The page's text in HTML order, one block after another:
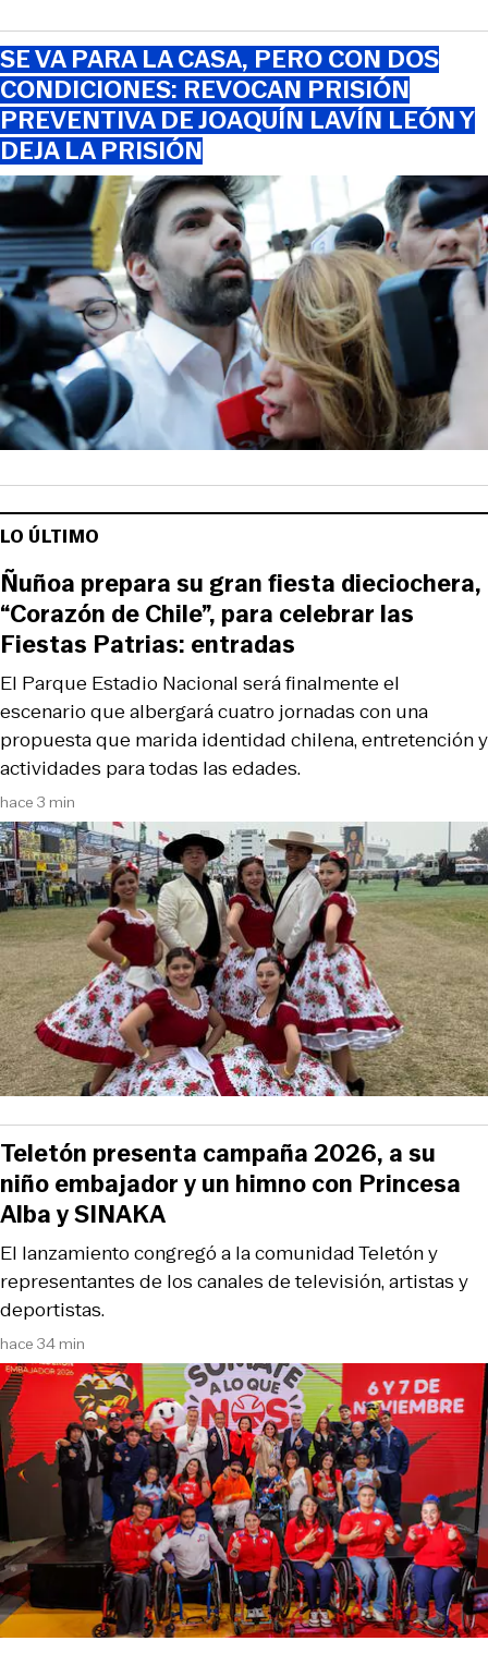
SE VA PARA LA CASA, PERO CON DOS
CONDICIONES: REVOCAN PRISIÓN
PREVENTIVA DE JOAQUÍN LAVÍN LEÓN Y
DEJA LA PRISIÓN
LO ÚLTIMO
hace 3 min
El Parque Estadio Nacional será finalmente el
escenario que albergará cuatro jornadas con una
propuesta que marida identidad chilena, entretención y
actividades para todas las edades.
Ñuñoa prepara su gran fiesta dieciochera,
“Corazón de Chile”, para celebrar las
Fiestas Patrias: entradas
hace 34 min
El lanzamiento congregó a la comunidad Teletón y
representantes de los canales de televisión, artistas y
deportistas.
Teletón presenta campaña 2026, a su
niño embajador y un himno con Princesa
Alba y SINAKA